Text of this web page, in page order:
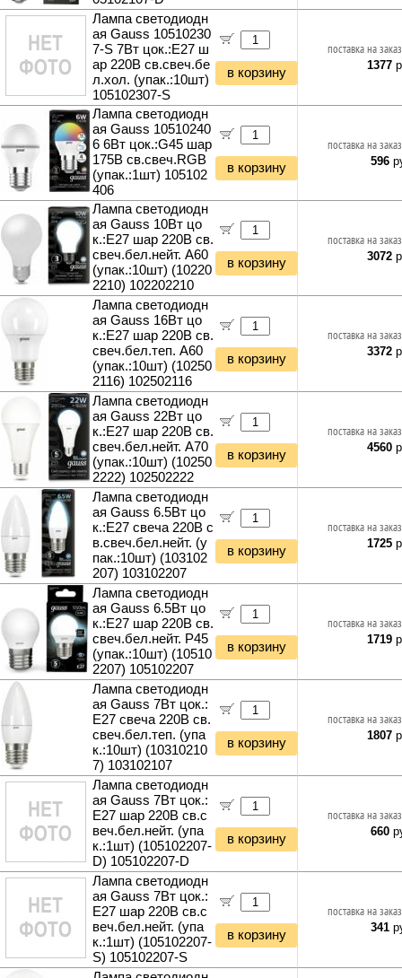
Лампа светодиодн
ая Gauss 10510230
7-S 7Вт цок.:E27 ш
ар 220B св.свеч.бе
л.хол. (упак.:10шт)
105102307-S
в корзину
поставка на
1377
Лампа светодиодн
ая Gauss 10510240
6 6Вт цок.:G45 шар
175B св.свеч.RGB
(упак.:1шт) 105102
406
в корзину
поставка на
596
Лампа светодиодн
ая Gauss 10Вт цо
к.:E27 шар 220B св.
свеч.бел.нейт. A60
(упак.:10шт) (10220
2210) 102202210
в корзину
поставка на
3072
Лампа светодиодн
ая Gauss 16Вт цо
к.:E27 шар 220B св.
свеч.бел.теп. A60
(упак.:10шт) (10250
2116) 102502116
в корзину
поставка на
3372
Лампа светодиодн
ая Gauss 22Вт цо
к.:E27 шар 220B св.
свеч.бел.нейт. A70
(упак.:10шт) (10250
2222) 102502222
в корзину
поставка на
4560
Лампа светодиодн
ая Gauss 6.5Вт цо
к.:E27 свеча 220B с
в.свеч.бел.нейт. (у
пак.:10шт) (103102
207) 103102207
в корзину
поставка на
1725
Лампа светодиодн
ая Gauss 6.5Вт цо
к.:E27 шар 220B св.
свеч.бел.нейт. P45
(упак.:10шт) (10510
2207) 105102207
в корзину
поставка на
1719
Лампа светодиодн
ая Gauss 7Вт цок.:
E27 свеча 220B св.
свеч.бел.теп. (упа
к.:10шт) (10310210
7) 103102107
в корзину
поставка на
1807
Лампа светодиодн
ая Gauss 7Вт цок.:
E27 шар 220B св.с
веч.бел.нейт. (упа
к.:1шт) (105102207-
D) 105102207-D
в корзину
поставка на
660
Лампа светодиодн
ая Gauss 7Вт цок.:
E27 шар 220B св.с
веч.бел.нейт. (упа
к.:1шт) (105102207-
S) 105102207-S
в корзину
поставка на
341